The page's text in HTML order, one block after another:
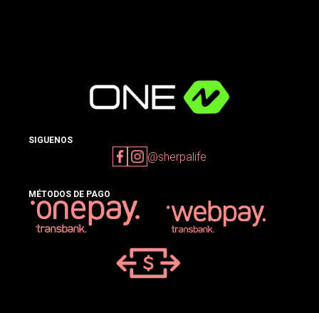
SIGUENOS
@sherpalife
MÉTODOS DE PAGO